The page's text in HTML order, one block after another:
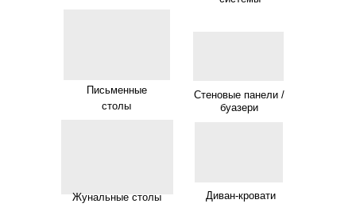
Диван-кровати
Жунальные столы
Стеновые панели /
буазери
Письменные
столы